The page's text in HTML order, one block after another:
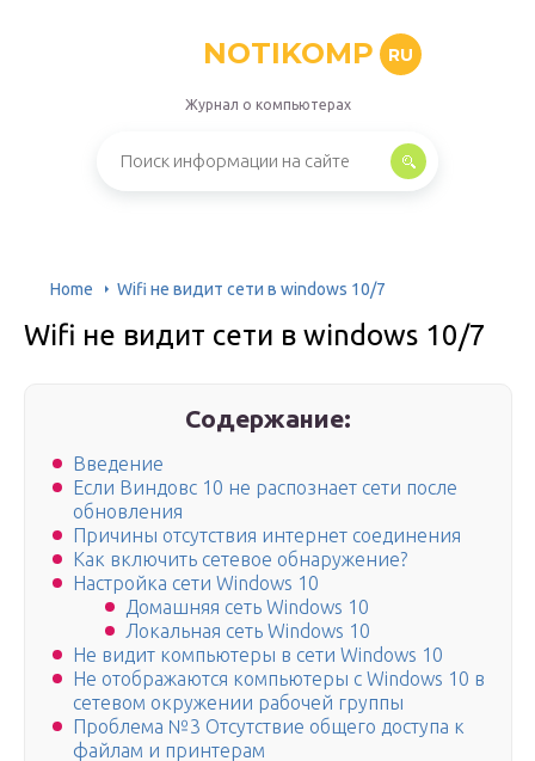
NOTIKOMP RU
Журнал о компьютерах
Home Wifi не видит сети в windows 10/7
Wifi не видит сети в windows 10/7
Содержание:
Введение
Если Виндовс 10 не распознает сети после
обновления
Причины отсутствия интернет соединения
Как включить сетевое обнаружение?
Настройка сети Windows 10
Домашняя сеть Windows 10
Локальная сеть Windows 10
Не видит компьютеры в сети Windows 10
Не отображаются компьютеры с Windows 10 в
сетевом окружении рабочей группы
Проблема №3 Отсутствие общего доступа к
файлам и принтерам